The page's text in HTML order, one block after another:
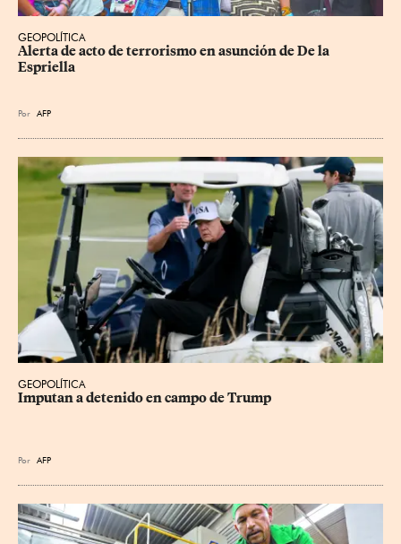
GEOPOLÍTICA
Alerta de acto de terrorismo en asunción de De la
Espriella
Por AFP
GEOPOLÍTICA
Imputan a detenido en campo de Trump
Por AFP